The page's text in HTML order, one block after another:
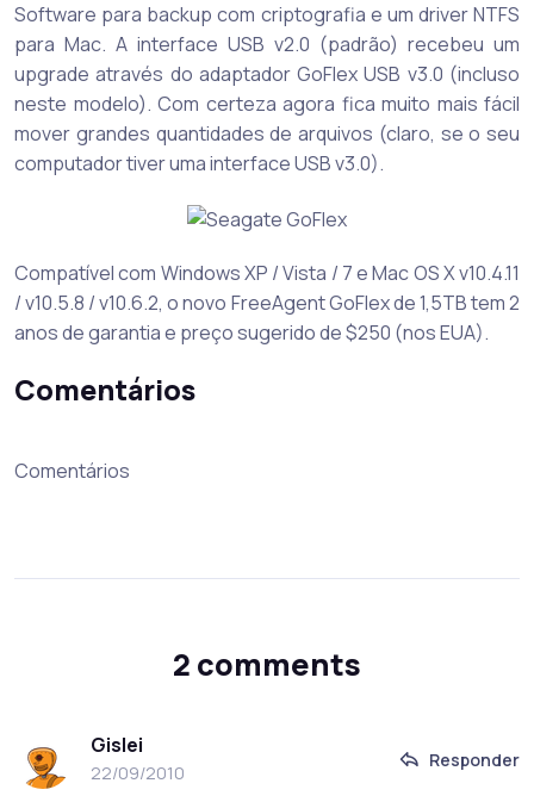
Software para backup com criptografia e um driver NTFS
para Mac. A interface USB v2.0 (padrão) recebeu um
upgrade através do adaptador GoFlex USB v3.0 (incluso
neste modelo). Com certeza agora fica muito mais fácil
mover grandes quantidades de arquivos (claro, se o seu
computador tiver uma interface USB v3.0).
Compatível com Windows XP / Vista / 7 e Mac OS X v10.4.11
/ v10.5.8 / v10.6.2, o novo FreeAgent GoFlex de 1,5TB tem 2
anos de garantia e preço sugerido de $250 (nos EUA).
Comentários
Comentários
2 comments
Gislei
22/09/2010
Responder